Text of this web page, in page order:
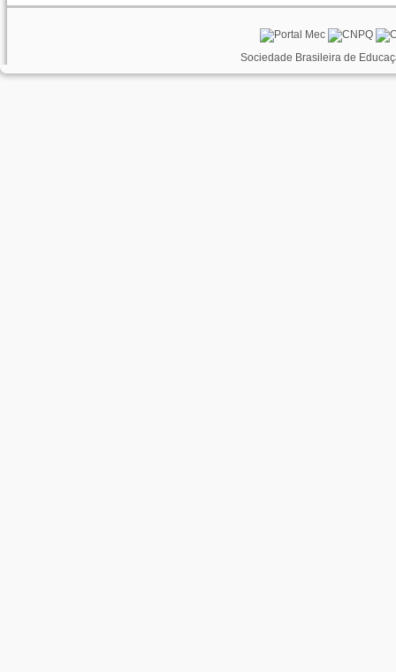
Sociedade Brasileira de